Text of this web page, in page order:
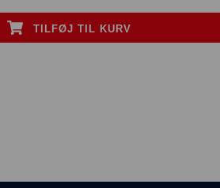
TILFØJ TIL KURV